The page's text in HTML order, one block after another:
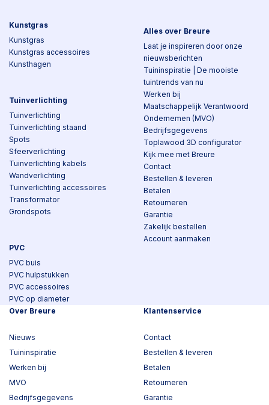
Kunstgras
Kunstgras
Kunstgras accessoires
Kunsthagen
Tuinverlichting
Tuinverlichting
Tuinverlichting staand
Spots
Sfeerverlichting
Tuinverlichting kabels
Wandverlichting
Tuinverlichting accessoires
Transformator
Grondspots
PVC
PVC buis
PVC hulpstukken
PVC accessoires
PVC op diameter
Alles over Breure
Laat je inspireren door onze
nieuwsberichten
Tuininspiratie | De mooiste
tuintrends van nu
Werken bij
Maatschappelijk Verantwoord
Ondernemen (MVO)
Bedrijfsgegevens
Toplawood 3D configurator
Kijk mee met Breure
Contact
Bestellen & leveren
Betalen
Retourneren
Garantie
Zakelijk bestellen
Account aanmaken
Over Breure
Nieuws
Tuininspiratie
Werken bij
MVO
Bedrijfsgegevens
Klantenservice
Contact
Bestellen & leveren
Betalen
Retourneren
Garantie